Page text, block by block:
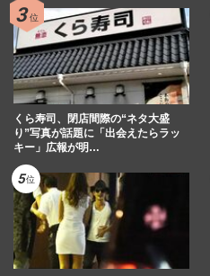
くら寿司、閉店間際の“ネタ大盛
り”写真が話題に「出会えたらラッ
キー」広報が明…